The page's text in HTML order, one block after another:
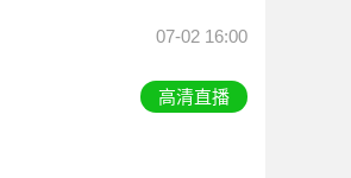
07-02 16:00
高清直播